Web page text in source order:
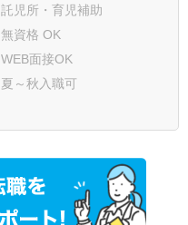
託児所・育児補助
無資格 OK
WEB面接OK
夏～秋入職可